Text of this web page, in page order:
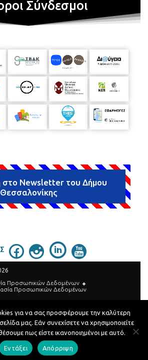
Σύνδεσμοι
Newsletter του Δήμου
Θεσσαλονίκης
Προσωπικών Δεδομένων
Προσωπικών Δεδομένων
Projects
για να σας προσφέρουμε την καλύτερη
μας. Εάν συνεχίσετε να χρησιμοποιείτε
πως είστε ικανοποιημένοι με αυτό.
Εντάξει Απόρριψη